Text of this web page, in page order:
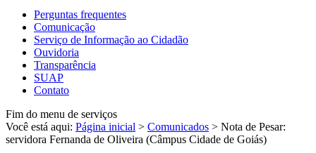
Perguntas frequentes
Comunicação
Serviço de Informação ao Cidadão
Ouvidoria
Transparência
SUAP
Contato
Fim do menu de serviços
Você está aqui: Página inicial > Comunicados > Nota de Pesar:
servidora Fernanda de Oliveira (Câmpus Cidade de Goiás)